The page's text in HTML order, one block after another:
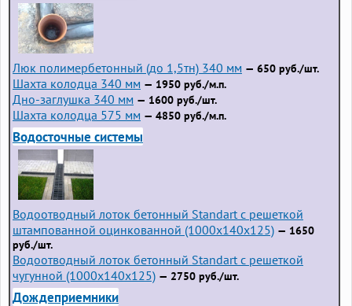
Люк полимербетонный (до 1,5тн) 340 мм — 650 руб./шт.
Шахта колодца 340 мм — 1950 руб./м.п.
Дно-заглушка 340 мм — 1600 руб./шт.
Шахта колодца 575 мм — 4850 руб./м.п.
Водосточные системы
Водоотводный лоток бетонный Standart с решеткой
штампованной оцинкованной (1000x140x125) — 1650
руб./шт.
Водоотводный лоток бетонный Standart с решеткой
чугунной (1000x140x125) — 2750 руб./шт.
Дождеприемники